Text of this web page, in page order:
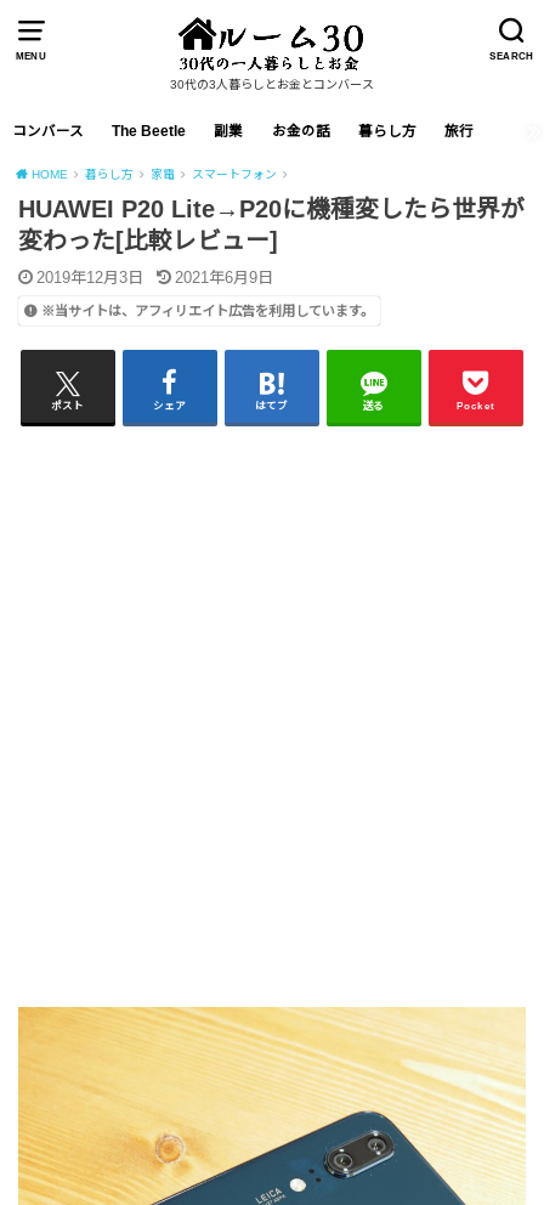
MENU SEARCH
30代の3人暮らしとお金とコンバース
コンバース The Beetle 副業 お金の話 暮らし方 旅行
HOME 暮らし方 家電 スマートフォン
HUAWEI P20 Lite→P20に機種変したら世界が
変わった[比較レビュー]
2019年12月3日 2021年6月9日
※当サイトは、アフィリエイト広告を利用しています。
ポスト シェア はてブ 送る Pocket